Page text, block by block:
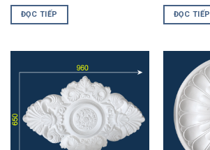
ĐỌC TIẾP ĐỌC TIẾP